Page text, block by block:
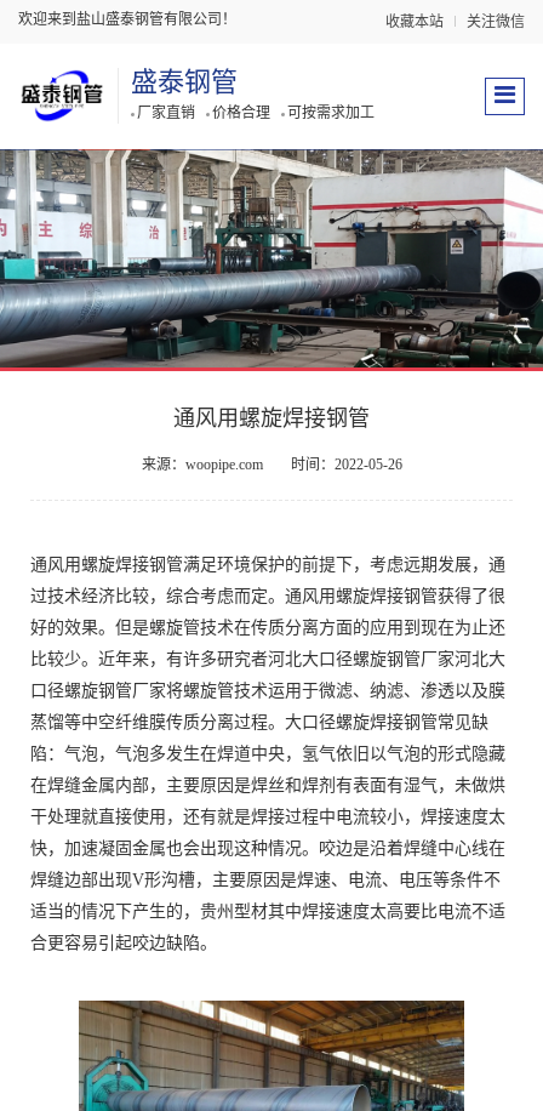
欢迎来到盐山盛泰钢管有限公司！ 收藏本站 关注微信
盛泰钢管
厂家直销 价格合理 可按需求加工
通风用螺旋焊接钢管
来源：woopipe.com 时间：2022-05-26
通风用螺旋焊接钢管满足环境保护的前提下，考虑远期发展，通
过技术经济比较，综合考虑而定。通风用螺旋焊接钢管获得了很
好的效果。但是螺旋管技术在传质分离方面的应用到现在为止还
比较少。近年来，有许多研究者河北大口径螺旋钢管厂家河北大
口径螺旋钢管厂家将螺旋管技术运用于微滤、纳滤、渗透以及膜
蒸馏等中空纤维膜传质分离过程。大口径螺旋焊接钢管常见缺
陷：气泡，气泡多发生在焊道中央，氢气依旧以气泡的形式隐藏
在焊缝金属内部，主要原因是焊丝和焊剂有表面有湿气，未做烘
干处理就直接使用，还有就是焊接过程中电流较小，焊接速度太
快，加速凝固金属也会出现这种情况。咬边是沿着焊缝中心线在
焊缝边部出现V形沟槽，主要原因是焊速、电流、电压等条件不
适当的情况下产生的，贵州型材其中焊接速度太高要比电流不适
合更容易引起咬边缺陷。